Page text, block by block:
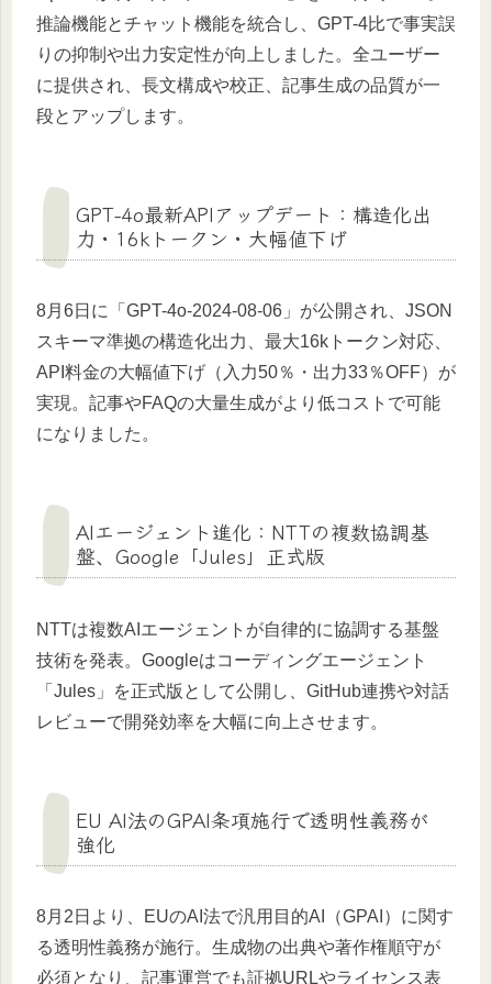
推論機能とチャット機能を統合し、GPT-4比で事実誤
りの抑制や出力安定性が向上しました。全ユーザー
に提供され、長文構成や校正、記事生成の品質が一
段とアップします。
GPT-4o最新APIアップデート：構造化出
力・16kトークン・大幅値下げ
8月6日に「GPT-4o-2024-08-06」が公開され、JSON
スキーマ準拠の構造化出力、最大16kトークン対応、
API料金の大幅値下げ（入力50％・出力33％OFF）が
実現。記事やFAQの大量生成がより低コストで可能
になりました。
AIエージェント進化：NTTの複数協調基
盤、Google「Jules」正式版
NTTは複数AIエージェントが自律的に協調する基盤
技術を発表。Googleはコーディングエージェント
「Jules」を正式版として公開し、GitHub連携や対話
レビューで開発効率を大幅に向上させます。
EU AI法のGPAI条項施行で透明性義務が
強化
8月2日より、EUのAI法で汎用目的AI（GPAI）に関す
る透明性義務が施行。生成物の出典や著作権順守が
必須となり、記事運営でも証拠URLやライセンス表